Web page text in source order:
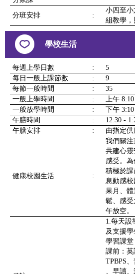
分班安排 :
小四至
組教學，
學校生活
每週上學日數 :
5
每日一般上課節數
:
9
每節一般時間
:
35
一般上學時間
:
上午 8:10
一般放學時間
:
下午 3:10
午膳時間
:
12:30 -
午膳安排
: 由指定供
健康校園生活 :
我們關
共建心
感受。為
積極於
息動感
果月、
鬆、感
午放空。
1.每天設
及支援
學習課堂
課前：英
TPBPS
、早讀